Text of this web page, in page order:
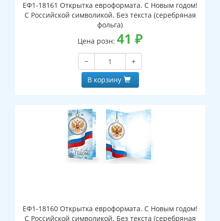
ЕФ1-18161 Открытка евроформата. С Новым годом!
С Российской символикой. Без текста (серебряная
фольга)
Цена розн: 41 ₽
−
+
В корзину
ЕФ1-18160 Открытка евроформата. С Новым годом!
С Российской символикой. Без текста (серебряная